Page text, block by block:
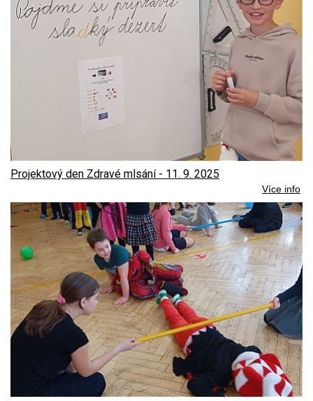
Projektový den Zdravé mlsání - 11. 9. 2025
Více info